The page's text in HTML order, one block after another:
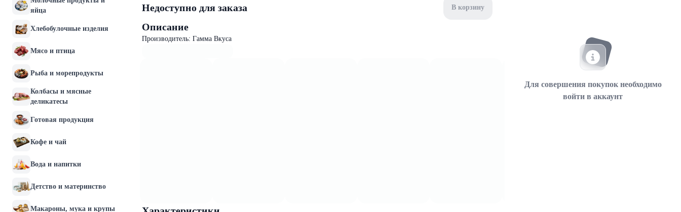
яйца
Хлебобулочные изделия
Мясо и птица
Рыба и морепродукты
Колбасы и мясные
деликатесы
Готовая продукция
Кофе и чай
Вода и напитки
Детство и материнство
Макароны, мука и крупы
Недоступно для заказа
В корзину
Описание
Производитель: Гамма Вкуса
Для совершения покупок необходимо
войти в аккаунт